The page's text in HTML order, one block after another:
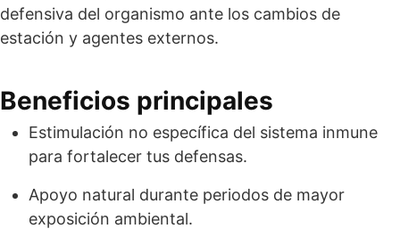
defensiva del organismo ante los cambios de
estación y agentes externos.
Beneficios principales
Estimulación no específica del sistema inmune
para fortalecer tus defensas.
Apoyo natural durante periodos de mayor
exposición ambiental.